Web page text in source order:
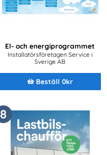
El- och energiprogrammet
Installatörsföretagen Service i
Sverige AB
Beställ 0kr
8